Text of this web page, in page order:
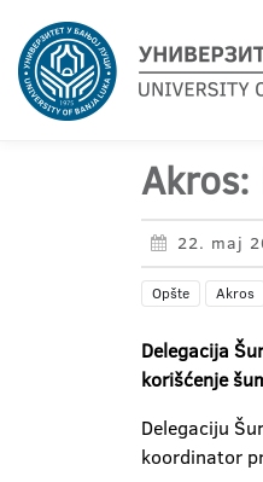
Akros:
22. maj
Opšte Akros
Delegacija
korišćenje
Delegaciju
koordinator